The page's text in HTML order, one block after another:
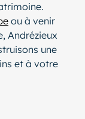
ou à venir
Andrézieux
une
et à votre